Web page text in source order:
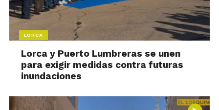
LORCA
Lorca y Puerto Lumbreras se unen
para exigir medidas contra futuras
inundaciones